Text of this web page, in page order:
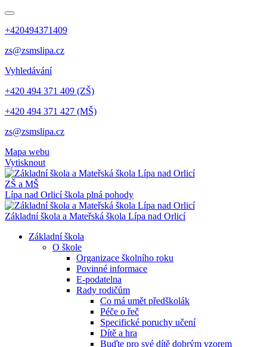
+420494371409
zs@zsmslipa.cz
Vyhledávání
+420 494 371 409 (ZŠ)
+420 494 371 427 (MŠ)
zs@zsmslipa.cz
Mapa webu
Vytisknout
ZŠ a MŠ
Lípa nad Orlicíškola plná pohody
Základní škola a Mateřská škola Lípa nad Orlicí
Základní škola
O škole
Organizace školního roku
Povinné informace
E-podatelna
Rady rodičům
Co má umět předškolák
Péče o řeč
Specifické poruchy učení
Dítě a hra
Buďte pro své dítě dobrým vzorem